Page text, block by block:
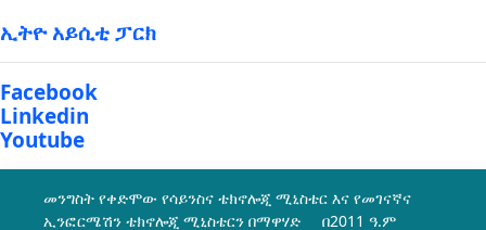
Facebook
Linkedin
Youtube
መንግስት የቀድሞው የሳይንስና ቴክኖሎጂ ሚኒስቴር እና የመገናኛና
ኢንፎርሜሽን ቴክኖሎጂ ሚኒስቴርን በማዋሃድ በ2011 ዓ.ም
የኢኖቬሽንና ቴክኖሎጂ ሚኒስቴር ተቋቋመ፡፡